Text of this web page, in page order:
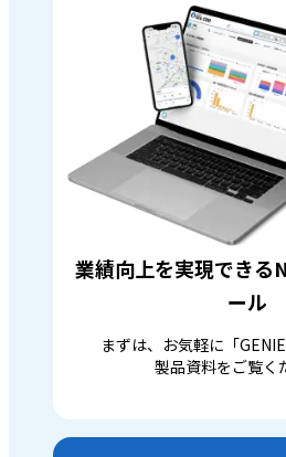
業績向上を実現できる
ール
まずは、お気軽に「
製品資料をご覧く